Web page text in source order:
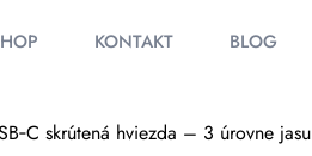
KONTAKT BLOG
skrútená hviezda – 3 úrovne jasu